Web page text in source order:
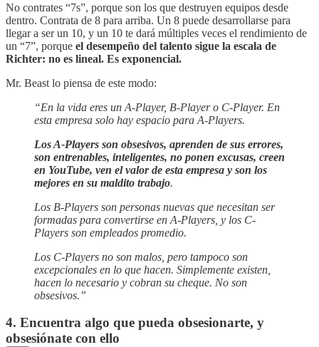
No contrates “7s”, porque son los que destruyen equipos desde
dentro. Contrata de 8 para arriba. Un 8 puede desarrollarse para
llegar a ser un 10, y un 10 te dará múltiples veces el rendimiento de
un “7”, porque el desempeño del talento sigue la escala de
Richter: no es lineal. Es exponencial.
Mr. Beast lo piensa de este modo:
“En la vida eres un A-Player, B-Player o C-Player. En
esta empresa solo hay espacio para A-Players.
Los A-Players son obsesivos, aprenden de sus errores,
son entrenables, inteligentes, no ponen excusas, creen
en YouTube, ven el valor de esta empresa y son los
mejores en su maldito trabajo.
Los B-Players son personas nuevas que necesitan ser
formadas para convertirse en A-Players, y los C-
Players son empleados promedio.
Los C-Players no son malos, pero tampoco son
excepcionales en lo que hacen. Simplemente existen,
hacen lo necesario y cobran su cheque. No son
obsesivos.”
4. Encuentra algo que pueda obsesionarte, y
obsesiónate con ello